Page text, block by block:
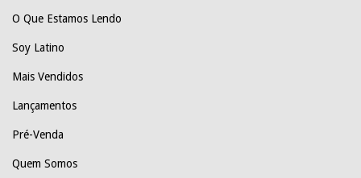
O Que Estamos Lendo
Soy Latino
Mais Vendidos
Lançamentos
Pré-Venda
Quem Somos